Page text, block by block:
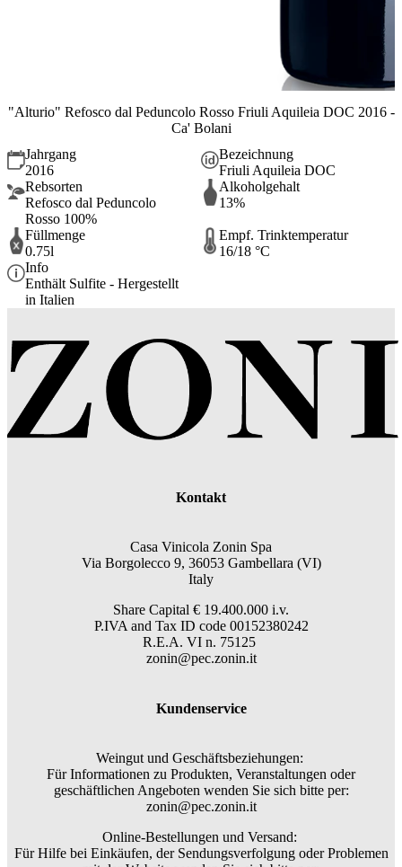
"Alturio" Refosco dal Peduncolo Rosso Friuli Aquileia DOC 2016 -
Ca' Bolani
Jahrgang
2016
Bezeichnung
Friuli Aquileia DOC
Rebsorten
Refosco dal Peduncolo
Rosso 100%
Alkoholgehalt
13%
Füllmenge
0.75l
Empf. Trinktemperatur
16/18 °C
Info
Enthält Sulfite - Hergestellt
in Italien
Kontakt
Casa Vinicola Zonin Spa
Via Borgolecco 9, 36053 Gambellara (VI)
Italy
Share Capital € 19.400.000 i.v.
P.IVA and Tax ID code 00152380242
R.E.A. VI n. 75125
zonin@pec.zonin.it
Kundenservice
Weingut und Geschäftsbeziehungen:
Für Informationen zu Produkten, Veranstaltungen oder
geschäftlichen Angeboten wenden Sie sich bitte per:
zonin@pec.zonin.it
Online-Bestellungen und Versand:
Für Hilfe bei Einkäufen, der Sendungsverfolgung oder Problemen